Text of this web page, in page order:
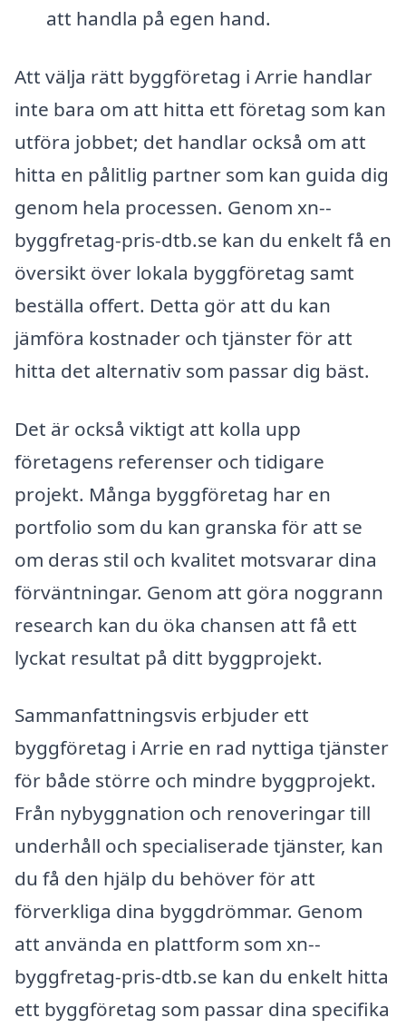
att handla på egen hand.
Att välja rätt byggföretag i Arrie handlar
inte bara om att hitta ett företag som kan
utföra jobbet; det handlar också om att
hitta en pålitlig partner som kan guida dig
genom hela processen. Genom xn--
byggfretag-pris-dtb.se kan du enkelt få en
översikt över lokala byggföretag samt
beställa offert. Detta gör att du kan
jämföra kostnader och tjänster för att
hitta det alternativ som passar dig bäst.
Det är också viktigt att kolla upp
företagens referenser och tidigare
projekt. Många byggföretag har en
portfolio som du kan granska för att se
om deras stil och kvalitet motsvarar dina
förväntningar. Genom att göra noggrann
research kan du öka chansen att få ett
lyckat resultat på ditt byggprojekt.
Sammanfattningsvis erbjuder ett
byggföretag i Arrie en rad nyttiga tjänster
för både större och mindre byggprojekt.
Från nybyggnation och renoveringar till
underhåll och specialiserade tjänster, kan
du få den hjälp du behöver för att
förverkliga dina byggdrömmar. Genom
att använda en plattform som xn--
byggfretag-pris-dtb.se kan du enkelt hitta
ett byggföretag som passar dina specifika